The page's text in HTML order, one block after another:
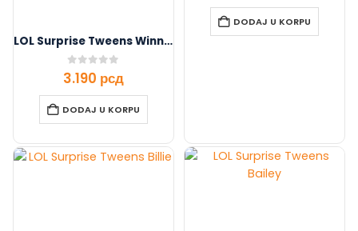
LOL Surprise Tweens Winnie
0 out of 5
3.190 рсд
DODAJ U KORPU
DODAJ U KORPU